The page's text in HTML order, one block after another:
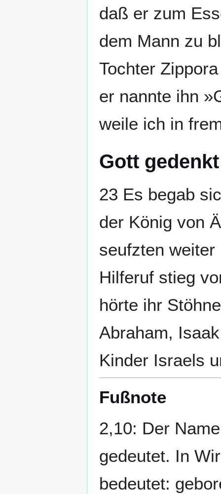
daß er zum
dem Mann zu
Tochter
er nannte ihn
weile ich in
Gott
23 Es begab
der König von
seufzten
Hilferuf stieg
hörte ihr
Abraham,
Kinder Israels
Fußnote
2,10: Der
gedeutet. In
bedeutet: